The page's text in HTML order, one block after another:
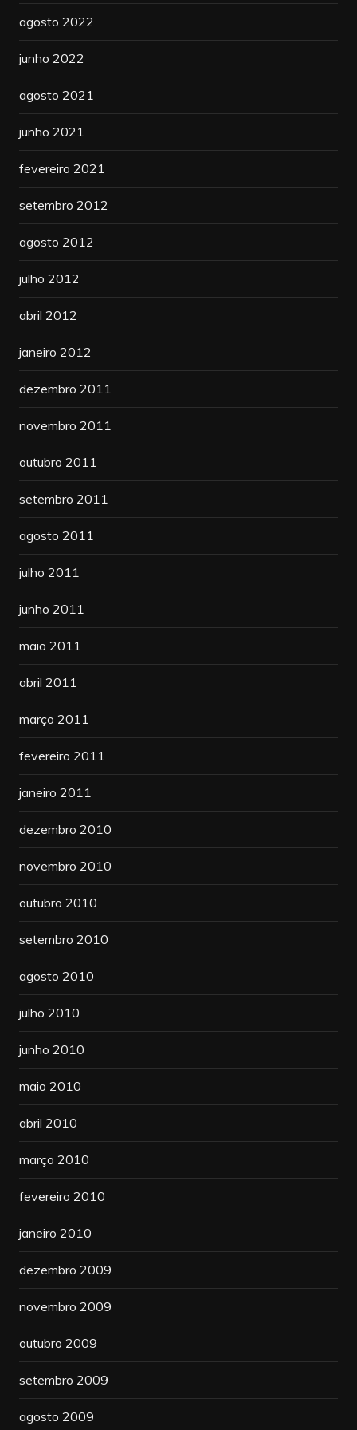
agosto 2022
junho 2022
agosto 2021
junho 2021
fevereiro 2021
setembro 2012
agosto 2012
julho 2012
abril 2012
janeiro 2012
dezembro 2011
novembro 2011
outubro 2011
setembro 2011
agosto 2011
julho 2011
junho 2011
maio 2011
abril 2011
março 2011
fevereiro 2011
janeiro 2011
dezembro 2010
novembro 2010
outubro 2010
setembro 2010
agosto 2010
julho 2010
junho 2010
maio 2010
abril 2010
março 2010
fevereiro 2010
janeiro 2010
dezembro 2009
novembro 2009
outubro 2009
setembro 2009
agosto 2009